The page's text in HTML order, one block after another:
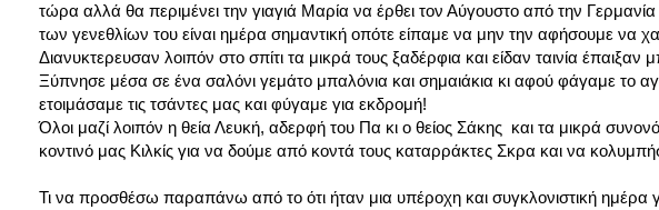
τώρα αλλά θα περιμένει την γιαγιά Μαρία να έρθει τον Αύγουστο από την
των γενεθλίων του είναι ημέρα σημαντική οπότε είπαμε να μην την αφήσουμε να
Διανυκτερευσαν λοιπόν στο σπίτι τα μικρά τους ξαδέρφια και είδαν ταινία
Ξύπνησε μέσα σε ένα σαλόνι γεμάτο μπαλόνια και σημαιάκια κι αφού φάγαμε το
ετοιμάσαμε τις τσάντες μας και φύγαμε για εκδρομή!
Όλοι μαζί λοιπόν η θεία Λευκή, αδερφή του Πα κι ο θείος Σάκης και τα μικρά
κοντινό μας Κιλκίς για να δούμε από κοντά τους καταρράκτες Σκρα και να
Τι να προσθέσω παραπάνω από το ότι ήταν μια υπέροχη και συγκλονιστική ημέρα